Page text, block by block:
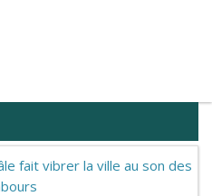
fait vibrer la ville au son des